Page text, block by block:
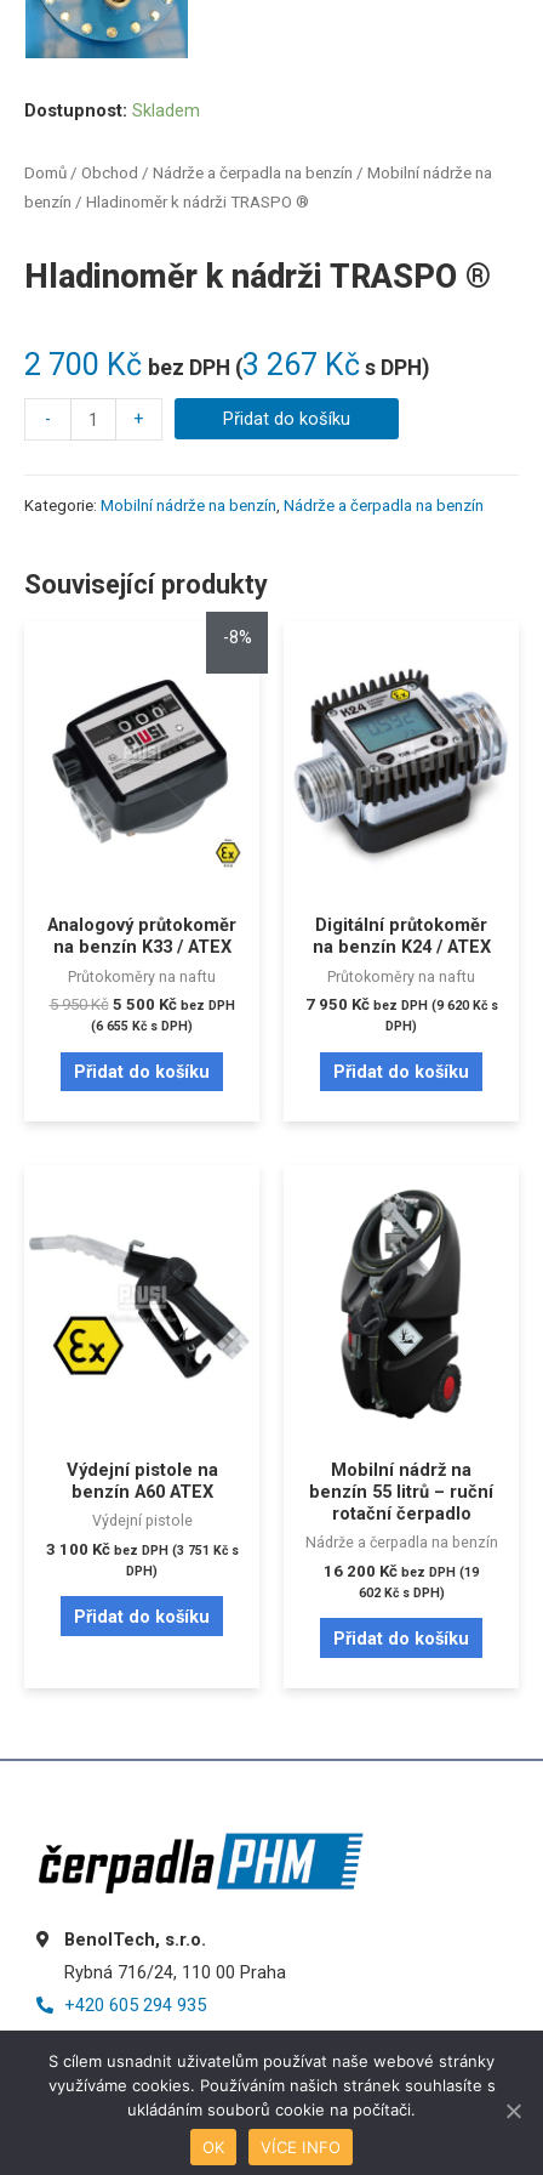
Domů / Obchod / Nádrže a čerpadla na benzín / Mobilní nádrže na
benzín / Hladinoměr k nádrži TRASPO ®
Hladinoměr k nádrži TRASPO ®
2 700 Kč bez DPH (3 267 Kč s DPH)
Dostupnost: Skladem
- + Přidat do košíku
Kategorie: Mobilní nádrže na benzín Nádrže a čerpadla na benzín
Související produkty
-8%
Analogový průtokoměr
na benzín K33 / ATEX
Průtokoměry na naftu
5 950Kč 5 500 Kč bez DPH
(6 655 Kč s DPH)
Přidat do košíku
Digitální průtokoměr
na benzín K24 / ATEX
Průtokoměry na naftu
7 950 Kč bez DPH (9 620Kčs
DPH)
Přidat do košíku
Výdejní pistole na
benzín A60 ATEX
Výdejní pistole
3 100 Kč bez DPH (3 751 Kčs
DPH)
Přidat do košíku
Mobilní nádrž na
benzín 55 litrů – ruční
rotační čerpadlo
Nádrže a čerpadla na benzín
16 200 Kč bez DPH (19
602 Kčs DPH)
Přidat do košíku
BenolTech, s.r.o.
Rybná 716/24, 110 00 Praha
+420 605 294 935
info@cerpadlaphm.cz
S cílem usnadnit uživatelům používat naše webové stránky
využíváme cookies. Používáním našich stránek souhlasíte s
ukládáním souborů cookie na počítači.
OK
VÍCE INFO